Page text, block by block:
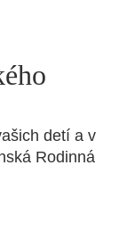
detí a v
Rodinná